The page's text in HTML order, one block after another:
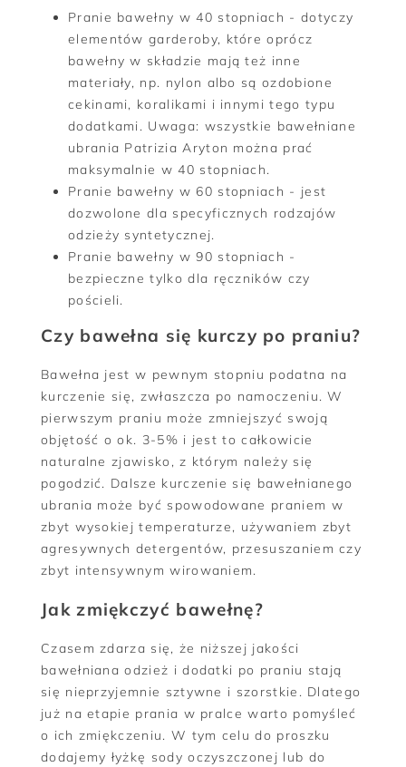
Pranie bawełny w 40 stopniach - dotyczy
elementów garderoby, które oprócz
bawełny w składzie mają też inne
materiały, np. nylon albo są ozdobione
cekinami, koralikami i innymi tego typu
dodatkami. Uwaga: wszystkie bawełniane
ubrania Patrizia Aryton można prać
maksymalnie w 40 stopniach.
Pranie bawełny w 60 stopniach - jest
dozwolone dla specyficznych rodzajów
odzieży syntetycznej.
Pranie bawełny w 90 stopniach -
bezpieczne tylko dla ręczników czy
pościeli.
Czy bawełna się kurczy po praniu?
Bawełna jest w pewnym stopniu podatna na
kurczenie się, zwłaszcza po namoczeniu. W
pierwszym praniu może zmniejszyć swoją
objętość o ok. 3-5% i jest to całkowicie
naturalne zjawisko, z którym należy się
pogodzić. Dalsze kurczenie się bawełnianego
ubrania może być spowodowane praniem w
zbyt wysokiej temperaturze, używaniem zbyt
agresywnych detergentów, przesuszaniem czy
zbyt intensywnym wirowaniem.
Jak zmiękczyć bawełnę?
Czasem zdarza się, że niższej jakości
bawełniana odzież i dodatki po praniu stają
się nieprzyjemnie sztywne i szorstkie. Dlatego
już na etapie prania w pralce warto pomyśleć
o ich zmiękczeniu. W tym celu do proszku
dodajemy łyżkę sody oczyszczonej lub do